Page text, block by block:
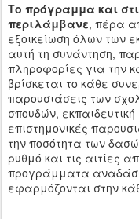
Το πρόγραμμα και
περιλάμβανε, πέρα
εξοικείωση όλων των
αυτή τη συνάντηση,
πληροφορίες για την
βρίσκεται το κάθε
παρουσιάσεις των
σπουδών,
επιστημονικές
την ποσότητα των
ρυθμό και τις αιτίες
προγράμματα
εφαρμόζονται στην